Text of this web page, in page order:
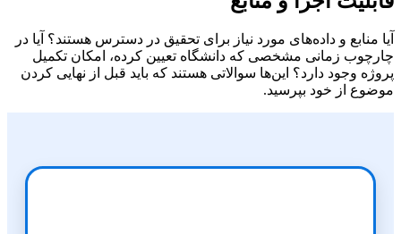
آیا منابع و داده‌های مورد نیاز برای تحقیق در دسترس هستند؟ آیا در
چارچوب زمانی مشخصی که دانشگاه تعیین کرده، امکان تکمیل
پروژه وجود دارد؟ این‌ها سوالاتی هستند که باید قبل از نهایی کردن
موضوع از خود بپرسید.